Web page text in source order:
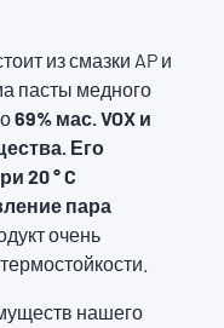
из смазки AP и
пасты медного
69% мас. VOX и
Его
20 ° C
пара
очень
нашего